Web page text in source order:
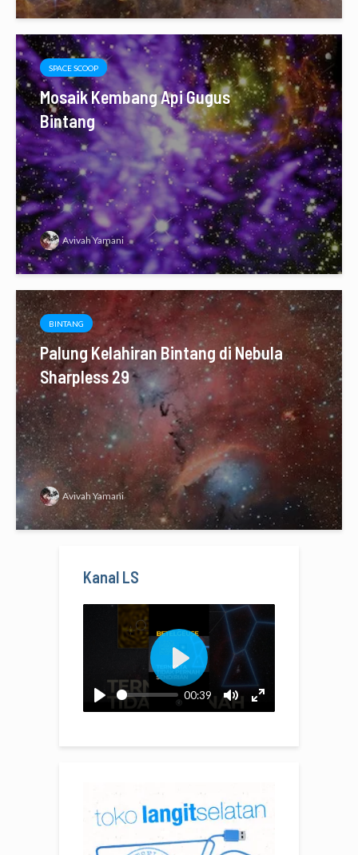
SPACE SCOOP
Mosaik Kembang Api Gugus
Bintang
Avivah Yamani
BINTANG
Palung Kelahiran Bintang di Nebula
Sharpless 29
Avivah Yamani
Kanal LS